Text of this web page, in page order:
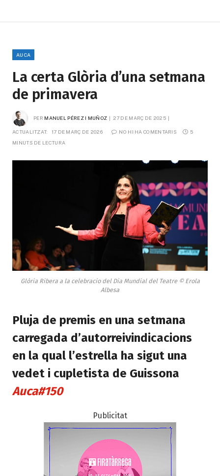
AUCA
La certa Glòria d’una setmana
de primavera
PER MANUEL PÉREZ I MUÑOZ 27 DE MARÇ DE 2025
ACTUALITZAT: 17 DE MARÇ DE 2026 NO HI HA COMENTARIS
5
MINUTS DE LECTURA
Glòria Ribera a la celebracio del Dia Mundial del Teatre © Erola
Albesa
Pluja de premis en una setmana
carregada d’autorreivindicacions
en la qual l’estrella ha sigut una
vedet i cupletista de Guissona
Auca#150
Publicitat